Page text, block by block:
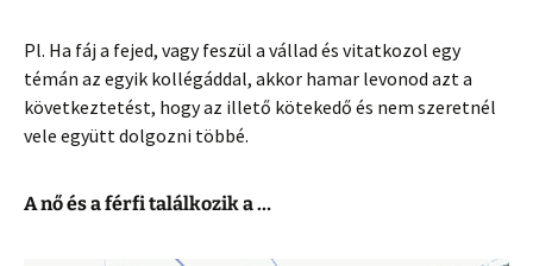
Pl. Ha fáj a fejed, vagy feszül a vállad és vitatkozol egy
témán az egyik kollégáddal, akkor hamar levonod azt a
következtetést, hogy az illető kötekedő és nem szeretnél
vele együtt dolgozni többé.
A nő és a férfi találkozik a …